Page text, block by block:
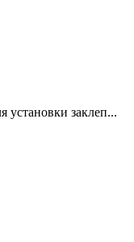
установки заклеп...